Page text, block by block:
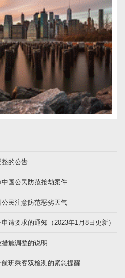
的公告
国公民防范抢劫案件
民注意防范恶劣天气
请要求的通知（2023年1月8日更新）
施调整的说明
班乘客双检测的紧急提醒